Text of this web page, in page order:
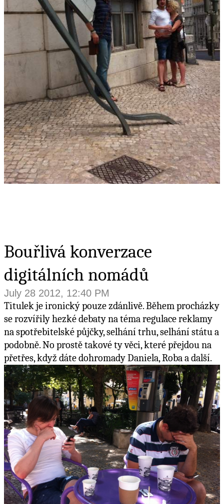
Bouřlivá konverzace
digitálních nomádů
July 28 2012, 12:40 PM
Titulek je ironický pouze zdánlivě. Během procházky
se rozvířily hezké debaty na téma regulace reklamy
na spotřebitelské půjčky, selhání trhu, selhání státu a
podobně. No prostě takové ty věci, které přejdou na
přetřes, když dáte dohromady Daniela, Roba a další.